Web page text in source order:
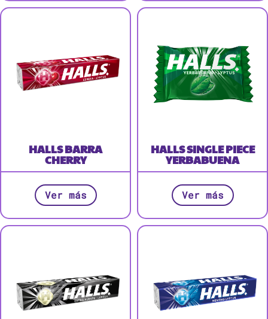
HALLS BARRA
CHERRY
Ver más
HALLS SINGLE PIECE
YERBABUENA
Ver más